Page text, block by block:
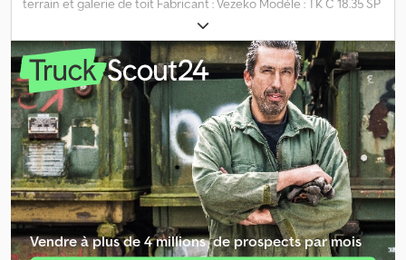
terrain et galerie de toit Fabricant : Vezeko Modèle : TK C 18.35 SP
Offroad Dimensions intérieures : 3550 x 1840 x 2050 mm (L x l x h)
PTAC : 1800 kg Poids à vide : env. 1252 kg Charge utile : env. 548 kg
(la charge utile peut varier selon l'équipement et la
configuration) Châssis robuste en aluminium Caisse sandwich
isolée 30 mm, structure solide Panneaux en acier galvanisé à
chaud avec finition poudre supplémentaire Finition extérieure
argentée, intérieure blanche Porte latérale verrouillable avec
escalier amovible, à ranger sur la porte lors du trajet Fenêtre
latérale ouvrable à plusieurs positions, avec store pare-soleil 1
lanterneau ouvrant 1 ventilateur électrique Timon en V galvanisé
à chaud Renforts transversaux supplémentaires sous le plancher,
galvanisés à chaud 6 anneaux d’arrimage intérieurs anti-bruit,
charge admissible 750 daN (kg) 2 cales de roues 2 poignées de
Vendre à plus de 4 millions ­ de prospects par mois